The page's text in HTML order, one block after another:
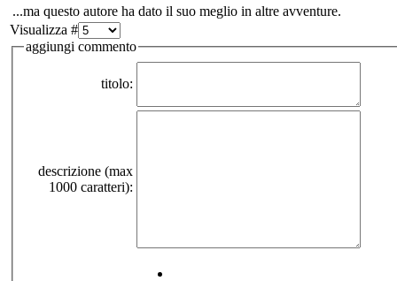
...ma questo autore ha dato il suo meglio in altre avventure.
Visualizza #
aggiungi commento
titolo:
descrizione (max
1000 caratteri):